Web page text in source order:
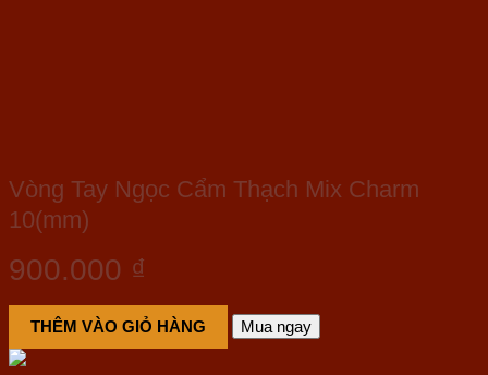
Vòng Tay Ngọc Cẩm Thạch Mix Charm
10(mm)
900.000 ₫
THÊM VÀO GIỎ HÀNG Mua ngay